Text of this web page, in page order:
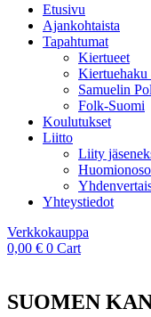
Etusivu
Ajankohtaista
Tapahtumat
Kiertueet
Kiertuehaku
Samuelin
Folk-Suomi
Koulutukset
Liitto
Liity
Yhteystiedot
Verkkokauppa
0,00 € 0 Cart
SUOMEN